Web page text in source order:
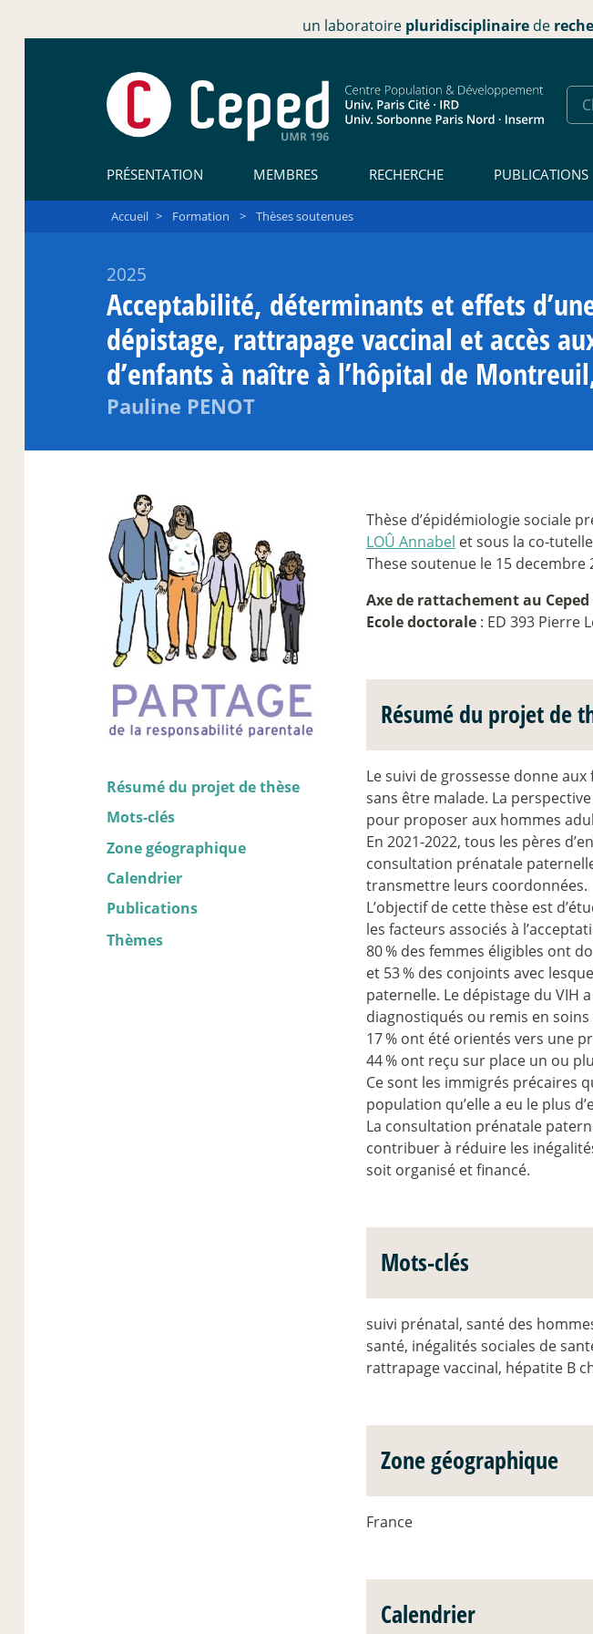
un laboratoire pluridisciplinaire de
PRÉSENTATION MEMBRES RECHERCHE PUBLICATIONS
Accueil > Formation > Thèses soutenues
2025
Acceptabilité, déterminants et effets
dépistage, rattrapage vaccinal et accès
d’enfants à naître à l’hôpital de
Pauline PENOT
Résumé du projet de thèse
Mots-clés
Zone géographique
Calendrier
Publications
Thèmes
Thèse d’épidémiologie sociale
LOÛ Annabel et sous la co-
These soutenue le 15 decembre
Axe de rattachement au Ceped
Ecole doctorale : ED 393 Pierre
Résumé du projet de
Le suivi de grossesse donne
sans être malade. La
pour proposer aux hommes
En 2021-2022, tous les pères
consultation prénatale
transmettre leurs coordonnées.
L’objectif de cette thèse est
les facteurs associés à
80% des femmes éligibles ont
et 53% des conjoints avec
paternelle. Le dépistage du VIH
diagnostiqués ou remis en
17% ont été orientés vers une
44% ont reçu sur place un ou
Ce sont les immigrés précaires
population qu’elle a eu le plus
La consultation prénatale
contribuer à réduire les
soit organisé et financé.
Mots-clés
suivi prénatal, santé des
santé, inégalités sociales de
rattrapage vaccinal, hépatite B
Zone géographique
France
Calendrier